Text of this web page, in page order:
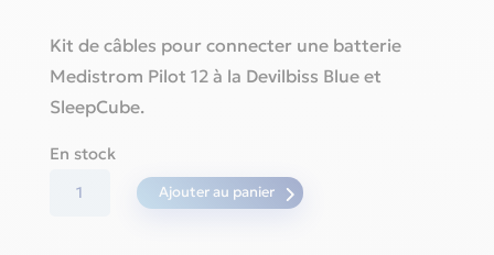
Kit de câbles pour connecter une batterie
Medistrom Pilot 12 à la Devilbiss Blue et
SleepCube.
En stock
quantité
Ajouter au panier